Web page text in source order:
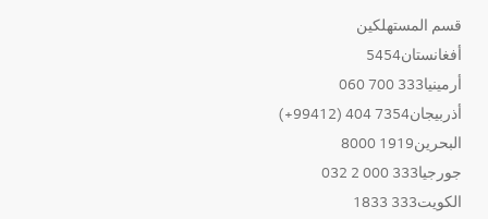
قسم المستهلكين
أفغانستان5454
أرمينيا333 700 060
أذربيجان7354 404 (99412+)
البحرين1919 8000
جورجيا333 000 2 032
الكويت333 1833